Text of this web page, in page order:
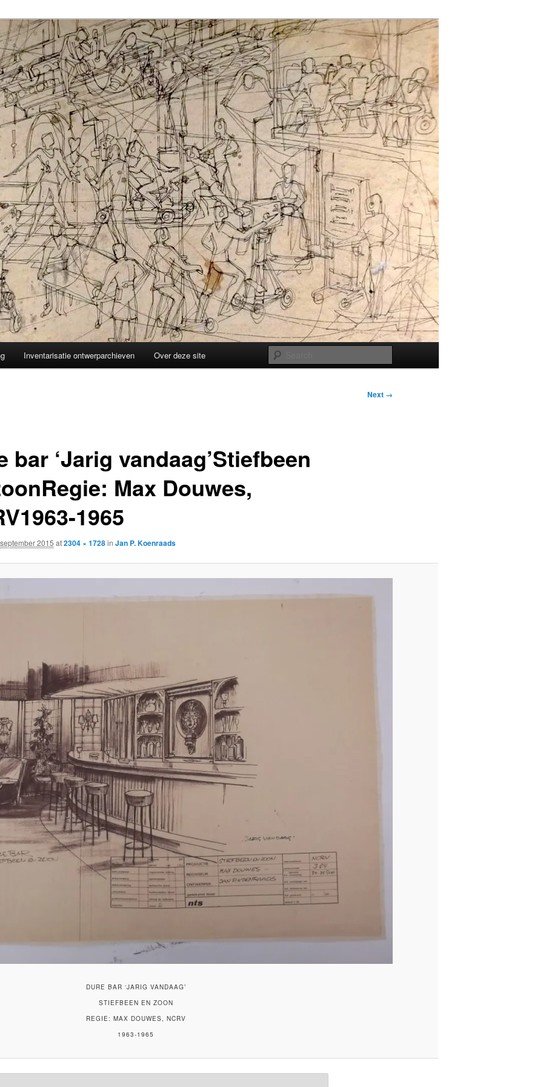
Inventarisatie ontwerparchieven Over deze site
Next →
bar ‘Jarig vandaag’Stiefbeen
Max Douwes,
1965
2015 at2304 × 1728in Jan P. Koenraads
DURE BAR ‘JARIG VANDAAG’
STIEFBEEN EN ZOON
REGIE: MAX DOUWES, NCRV
1963-1965